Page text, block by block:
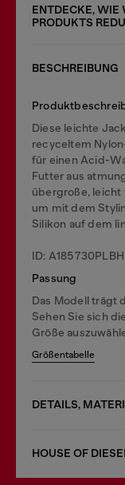
ENTDECKE, WIE
PRODUKTS
BESCHREIBUNG
Diese leichte
recyceltem
für einen Acid-
Futter aus
übergroße, leicht
um mit dem
Silikon auf dem
ID: A185730PLBH
Passung
Das Modell trägt
Sehen Sie sich
Größe
Größentabelle
DETAILS,
HOUSE OF